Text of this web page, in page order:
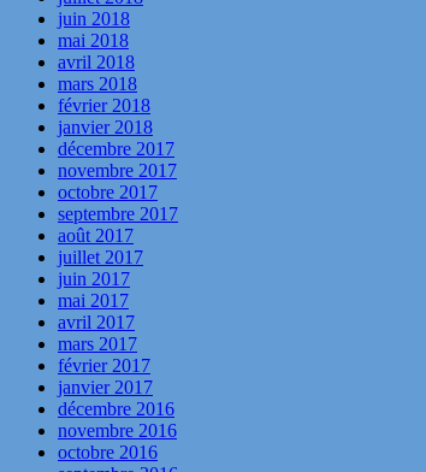
juin 2018
mai 2018
avril 2018
mars 2018
février 2018
janvier 2018
décembre 2017
novembre 2017
octobre 2017
septembre 2017
août 2017
juillet 2017
juin 2017
mai 2017
avril 2017
mars 2017
février 2017
janvier 2017
décembre 2016
novembre 2016
octobre 2016